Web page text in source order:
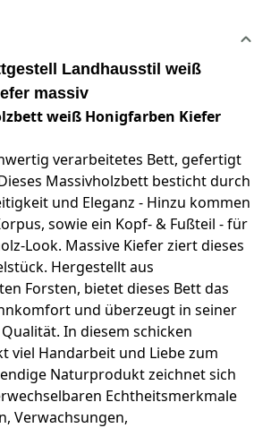
Landhausstil weiß
massiv
weiß Honigfarben Kiefer
verarbeitetes Bett, gefertigt
Massivholzbett besticht durch
und Eleganz - Hinzu kommen
sowie ein Kopf- & Fußteil - für
Look. Massive Kiefer ziert dieses
Hergestellt aus
Forsten, bietet dieses Bett das
und überzeugt in seiner
In diesem schicken
viel Handarbeit und Liebe zum
Naturprodukt zeichnet sich
Echtheitsmerkmale
Verwachsungen,